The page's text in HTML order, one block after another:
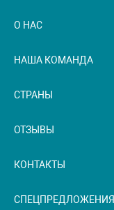
О НАС
НАША КОМАНДА
СТРАНЫ
ОТЗЫВЫ
КОНТАКТЫ
СПЕЦПРЕДЛОЖЕНИЯ